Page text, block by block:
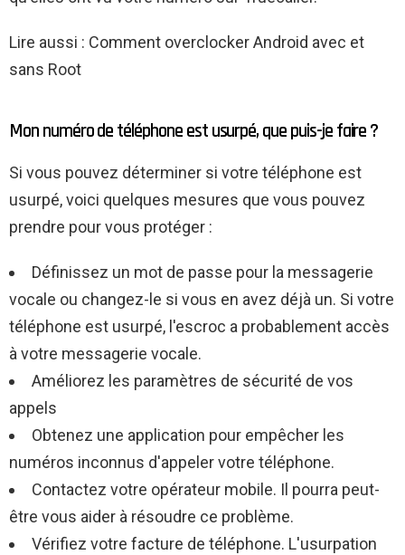
Lire aussi : Comment overclocker Android avec et
sans Root
Mon numéro de téléphone est usurpé, que puis-je faire ?
Si vous pouvez déterminer si votre téléphone est
usurpé, voici quelques mesures que vous pouvez
prendre pour vous protéger :
Définissez un mot de passe pour la messagerie
vocale ou changez-le si vous en avez déjà un. Si votre
téléphone est usurpé, l'escroc a probablement accès
à votre messagerie vocale.
Améliorez les paramètres de sécurité de vos
appels
Obtenez une application pour empêcher les
numéros inconnus d'appeler votre téléphone.
Contactez votre opérateur mobile. Il pourra peut-
être vous aider à résoudre ce problème.
Vérifiez votre facture de téléphone. L'usurpation